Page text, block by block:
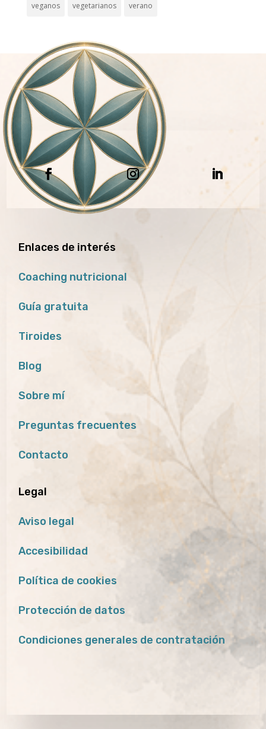
veganos vegetarianos verano
Enlaces de interés
Coaching nutricional
Guía gratuita
Tiroides
Blog
Sobre mí
Preguntas frecuentes
Contacto
Legal
Aviso legal
Accesibilidad
Política de cookies
Protección de datos
Condiciones generales de contratación